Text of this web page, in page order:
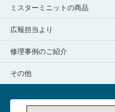
ミスターミニットの商品
広報担当より
修理事例のご紹介
その他